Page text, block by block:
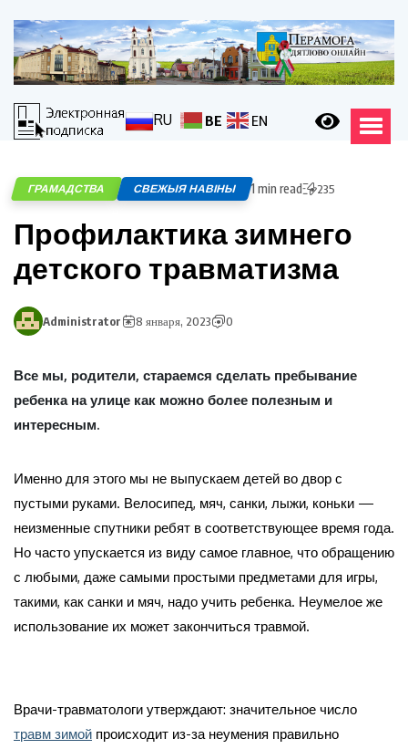
RU BE EN
ГРАМАДСТВА СВЕЖЫЯ НАВІНЫ 1 min read 235
Профилактика зимнего
детского травматизма
Administrator 8 января, 2023 0
Все мы, родители, стараемся сделать пребывание
ребенка на улице как можно более полезным и
интересным.
Именно для этого мы не выпускаем детей во двор с
пустыми руками. Велосипед, мяч, санки, лыжи, коньки —
неизменные спутники ребят в соответствующее время года.
Но часто упускается из виду самое главное, что обращению
с любыми, даже самыми простыми предметами для игры,
такими, как санки и мяч, надо учить ребенка. Неумелое же
использование их может закончиться травмой.
Врачи-травматологи утверждают: значительное число
травм зимой происходит из-за неумения правильно